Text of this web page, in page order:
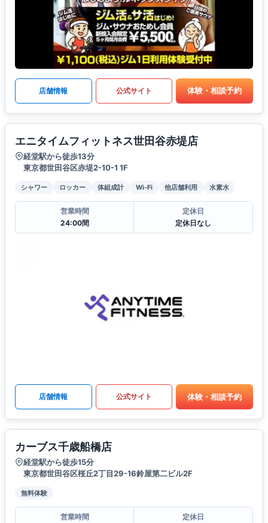
店舗情報 公式サイト 体験・相談予約
エニタイムフィットネス世田谷赤堤店
経堂駅から徒歩13分
東京都世田谷区赤堤2-10-1 1F
シャワー ロッカー 体組成計 Wi-Fi 他店舗利用 水素水
営業時間
24:00間
定休日
定休日なし
店舗情報 公式サイト 体験・相談予約
カーブス千歳船橋店
経堂駅から徒歩15分
東京都世田谷区桜丘2丁目29-16鈴屋第二ビル2F
無料体験
営業時間
定休日